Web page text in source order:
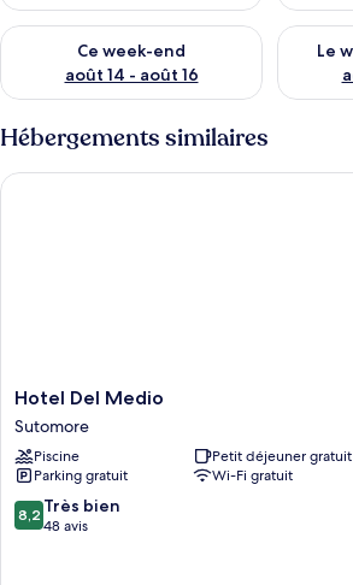
Ce week-end
août 14 - août 16
Vérifier la disponibilité pour ce week-end
Le
Vérifier
Hébergements similaires
Hotel
Del
Medio
Sutomore
Hotel Del Medio
Sutomore
Piscine
Petit déjeuner gratuit
Parking gratuit
Wi-Fi gratuit
8.2
sur
8,2 Très bien
48 avis
Hotel Del Medio